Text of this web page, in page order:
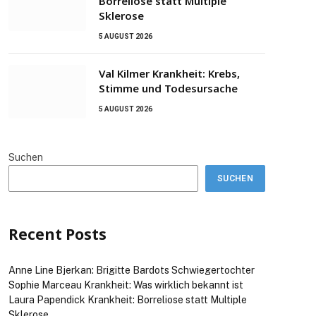
Sklerose
5 AUGUST 2026
Val Kilmer Krankheit: Krebs,
Stimme und Todesursache
5 AUGUST 2026
Suchen
SUCHEN
Recent Posts
Anne Line Bjerkan: Brigitte Bardots Schwiegertochter
Sophie Marceau Krankheit: Was wirklich bekannt ist
Laura Papendick Krankheit: Borreliose statt Multiple